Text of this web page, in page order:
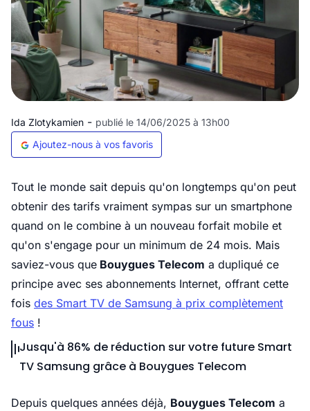
Ida Zlotykamien - publié le 14/06/2025 à 13h00
Ajoutez-nous à vos favoris
Tout le monde sait depuis qu'on longtemps qu'on peut
obtenir des tarifs vraiment sympas sur un smartphone
quand on le combine à un nouveau forfait mobile et
qu'on s'engage pour un minimum de 24 mois. Mais
saviez-vous que Bouygues Telecom a dupliqué ce
principe avec ses abonnements Internet, offrant cette
fois des Smart TV de Samsung à prix complètement
fous !
Jusqu'à 86% de réduction sur votre future Smart
TV Samsung grâce à Bouygues Telecom
Depuis quelques années déjà, Bouygues Telecom a